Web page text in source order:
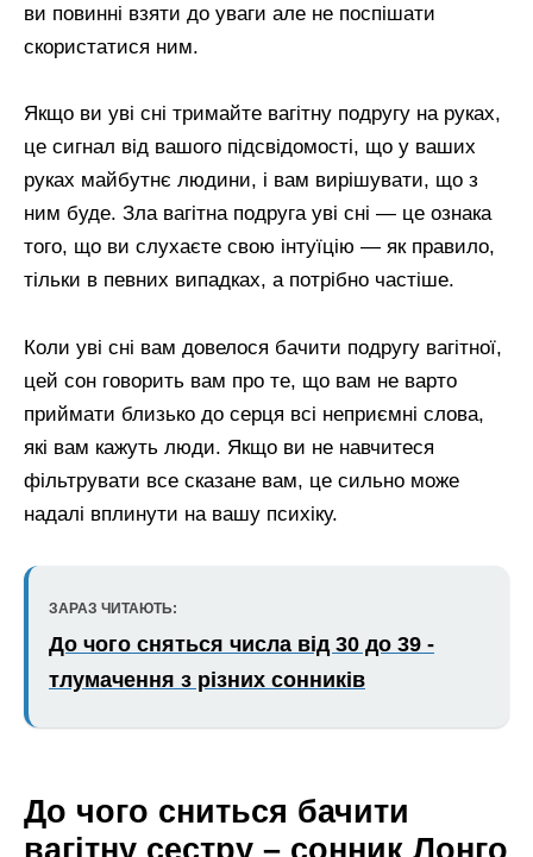
ви повинні взяти до уваги але не поспішати
скористатися ним.
Якщо ви уві сні тримайте вагітну подругу на руках,
це сигнал від вашого підсвідомості, що у ваших
руках майбутнє людини, і вам вирішувати, що з
ним буде. Зла вагітна подруга уві сні — це ознака
того, що ви слухаєте свою інтуїцію — як правило,
тільки в певних випадках, а потрібно частіше.
Коли уві сні вам довелося бачити подругу вагітної,
цей сон говорить вам про те, що вам не варто
приймати близько до серця всі неприємні слова,
які вам кажуть люди. Якщо ви не навчитеся
фільтрувати все сказане вам, це сильно може
надалі вплинути на вашу психіку.
ЗАРАЗ ЧИТАЮТЬ:
До чого сняться числа від 30 до 39 -
тлумачення з різних сонників
До чого сниться бачити
вагітну сестру – сонник Лонго